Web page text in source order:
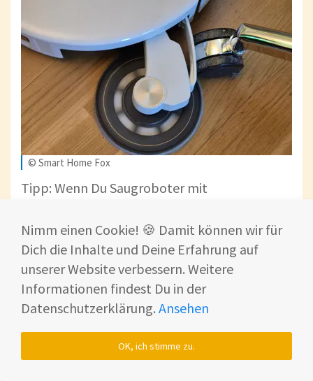
© Smart Home Fox
Tipp: Wenn Du Saugroboter mit
schau Dir unserenSaugroboter mit
Wischfunktion Vergleichan.
Einfache Wartung im Alltag
Auch bei derWartungmacht es Dir der
eines komplizierten Systems bekommst Du
hier eine Lösung, die im Alltag schnell
Nimm einen Cookie! 🍪 Damit können wir für
Dich die Inhalte und Deine Erfahrung auf
unserer Website verbessern. Weitere
Informationen findest Du in der
Datenschutzerklärung. Ansehen
OK, ich stimme zu.